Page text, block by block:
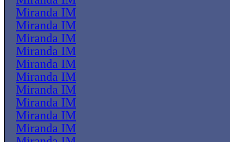
Miranda IM
Miranda IM
Miranda IM
Miranda IM
Miranda IM
Miranda IM
Miranda IM
Miranda IM
Miranda IM
Miranda IM